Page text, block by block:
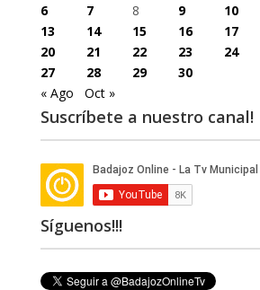
6
7 8 9 10
13
14 15 16 17
20
21 22 23 24
27
28 29
30
« Ago
Oct »
Suscríbete a nuestro canal!
Síguenos!!!